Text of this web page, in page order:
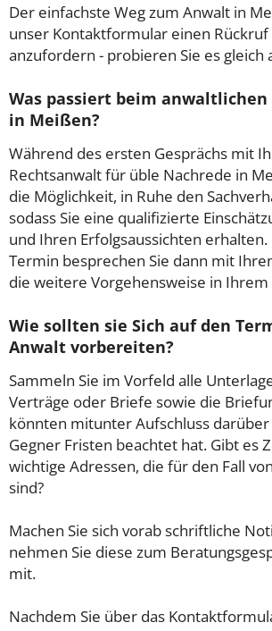
Der einfachste Weg zum Anwalt in
unser Kontaktformular einen Rückruf
anzufordern - probieren Sie es gleich
Was passiert beim anwaltlichen
in Meißen?
Während des ersten Gesprächs mit
Rechtsanwalt für üble Nachrede in
die Möglichkeit, in Ruhe den
sodass Sie eine qualifizierte
und Ihren Erfolgsaussichten
Termin besprechen Sie dann mit
die weitere Vorgehensweise in Ihrem
Wie sollten sie Sich auf den
Anwalt vorbereiten?
Sammeln Sie im Vorfeld alle
Verträge oder Briefe sowie die
könnten mitunter Aufschluss
Gegner Fristen beachtet hat. Gibt es
wichtige Adressen, die für den Fall
sind?
Machen Sie sich vorab schriftliche
nehmen Sie diese zum
mit.
Nachdem Sie über das